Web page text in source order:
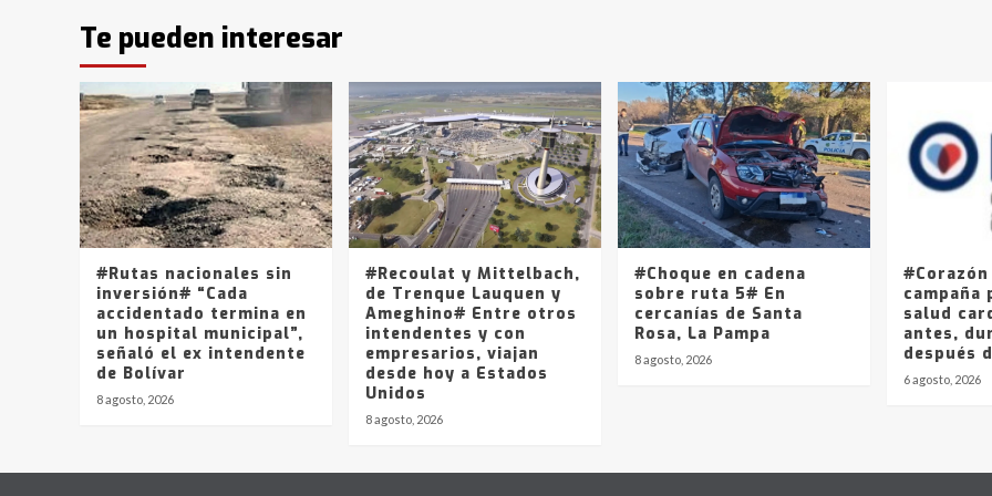
Te pueden interesar
#Rutas nacionales sin
inversión# “Cada
accidentado termina en
un hospital municipal”,
señaló el ex intendente
de Bolívar
8 agosto, 2026
#Recoulat y Mittelbach,
de Trenque Lauquen y
Ameghino# Entre otros
intendentes y con
empresarios, viajan
desde hoy a Estados
Unidos
8 agosto, 2026
#Choque en cadena
sobre ruta 5# En
cercanías de Santa
Rosa, La Pampa
8 agosto, 2026
#Corazón
campaña
salud
antes,
después
6 agosto, 2026